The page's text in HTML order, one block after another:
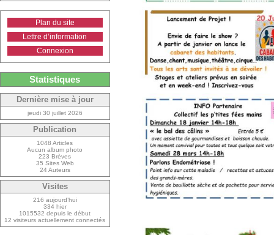
Plan du site
Lettre d’information
Connexion
Statistiques
Dernière mise à jour
jeudi 30 juillet 2026
Publication
1048 Articles
Aucun album photo
223 Brèves
35 Sites Web
24 Auteurs
Visites
216 aujourd’hui
334 hier
1015532 depuis le début
12 visiteurs actuellement connectés